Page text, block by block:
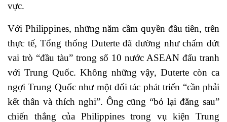
vực.
Với Philippines, những năm cầm quyền đầu tiên, trên
thực tế, Tổng thống Duterte đã dường như chấm dứt
vai trò “đầu tàu” trong số 10 nước ASEAN đấu tranh
với Trung Quốc. Không những vậy, Duterte còn ca
ngợi Trung Quốc như một đối tác phát triển “cần phải
kết thân và thích nghi”. Ông cũng “bỏ lại đằng sau”
chiến thắng của Philippines trong vụ kiện Trung